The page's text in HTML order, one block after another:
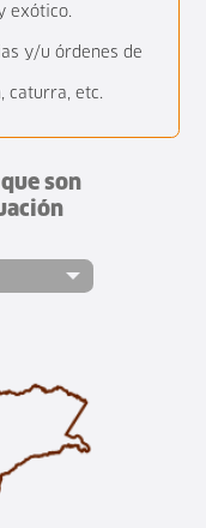
exótico.
y/u órdenes de
caturra, etc.
son